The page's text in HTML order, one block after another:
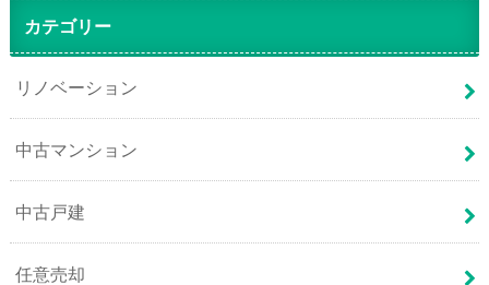
カテゴリー
リノベーション
中古マンション
中古戸建
任意売却